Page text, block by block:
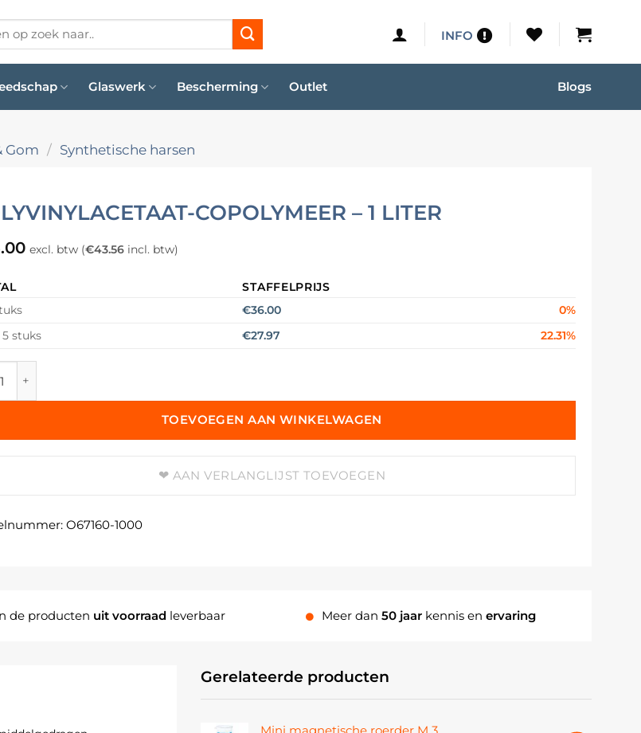
INFO
Glaswerk Bescherming Outlet Blogs
Gom / Synthetische harsen
COPOLYMEER – 1 LITER
excl. btw (€43.56incl. btw)
STAFFELPRIJS
0%
€36.00
5 stuks 22.31%
€27.97
TOEVOEGEN AAN WINKELWAGEN
AAN VERLANGLIJST TOEVOEGEN
O67160-1000
de producten uit voorraad leverbaar Meer dan 50 jaarkennis en ervaring
Gerelateerde producten